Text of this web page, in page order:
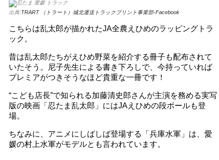
出典:TRART （トラート）城北運送トラックプリント事業部-Facebook
こちらは乱太郎が描かれたJA全農えひめのラッピングトラ
ック。
昔は乱太郎たちがえひめ野菜を紹介する冊子も配布されて
いたそう。尼子先生による書き下ろしで、今持っていれば
プレミアがつきそうなほど貴重な一冊です！
“こども店長”で知られる加藤清史郎さんが主演を務める実写
版の映画「忍たま乱太郎」にはJAえひめの段ボールも登
場。
ちなみに、アニメにしばしば登場する「兵庫水軍」は、愛
媛の村上水軍がモデルとも言われています。